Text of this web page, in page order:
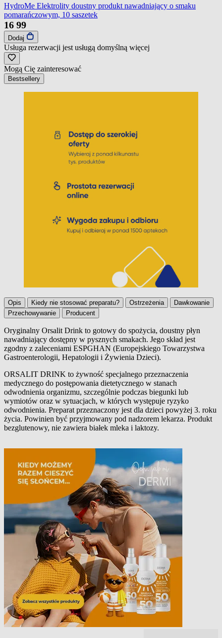
HydroMe Elektrolity doustny produkt nawadniający o smaku
pomarańczowym, 10 saszetek
16 99
Dodaj
Usługa rezerwacji jest usługą domyślną więcej
Mogą Cię zainteresować
Bestsellery
Opis Kiedy nie stosować preparatu? Ostrzeżenia
Dawkowanie
Przechowywanie
Producent
Opis
Oryginalny Orsalit Drink to gotowy do spożycia, doustny płyn
nawadniający dostępny w pysznych smakach. Jego skład jest
zgodny z zaleceniami ESPGHAN (Europejskiego Towarzystwa
Gastroenterologii, Hepatologii i Żywienia Dzieci).
ORSALIT DRINK to żywność specjalnego przeznaczenia
medycznego do postępowania dietetycznego w stanach
odwodnienia organizmu, szczególnie podczas biegunki lub
wymiotów oraz w sytuacjach, w których występuje ryzyko
odwodnienia. Preparat przeznaczony jest dla dzieci powyżej 3. roku
życia. Powinien być przyjmowany pod nadzorem lekarza. Produkt
bezglutenowy, nie zawiera białek mleka i laktozy.